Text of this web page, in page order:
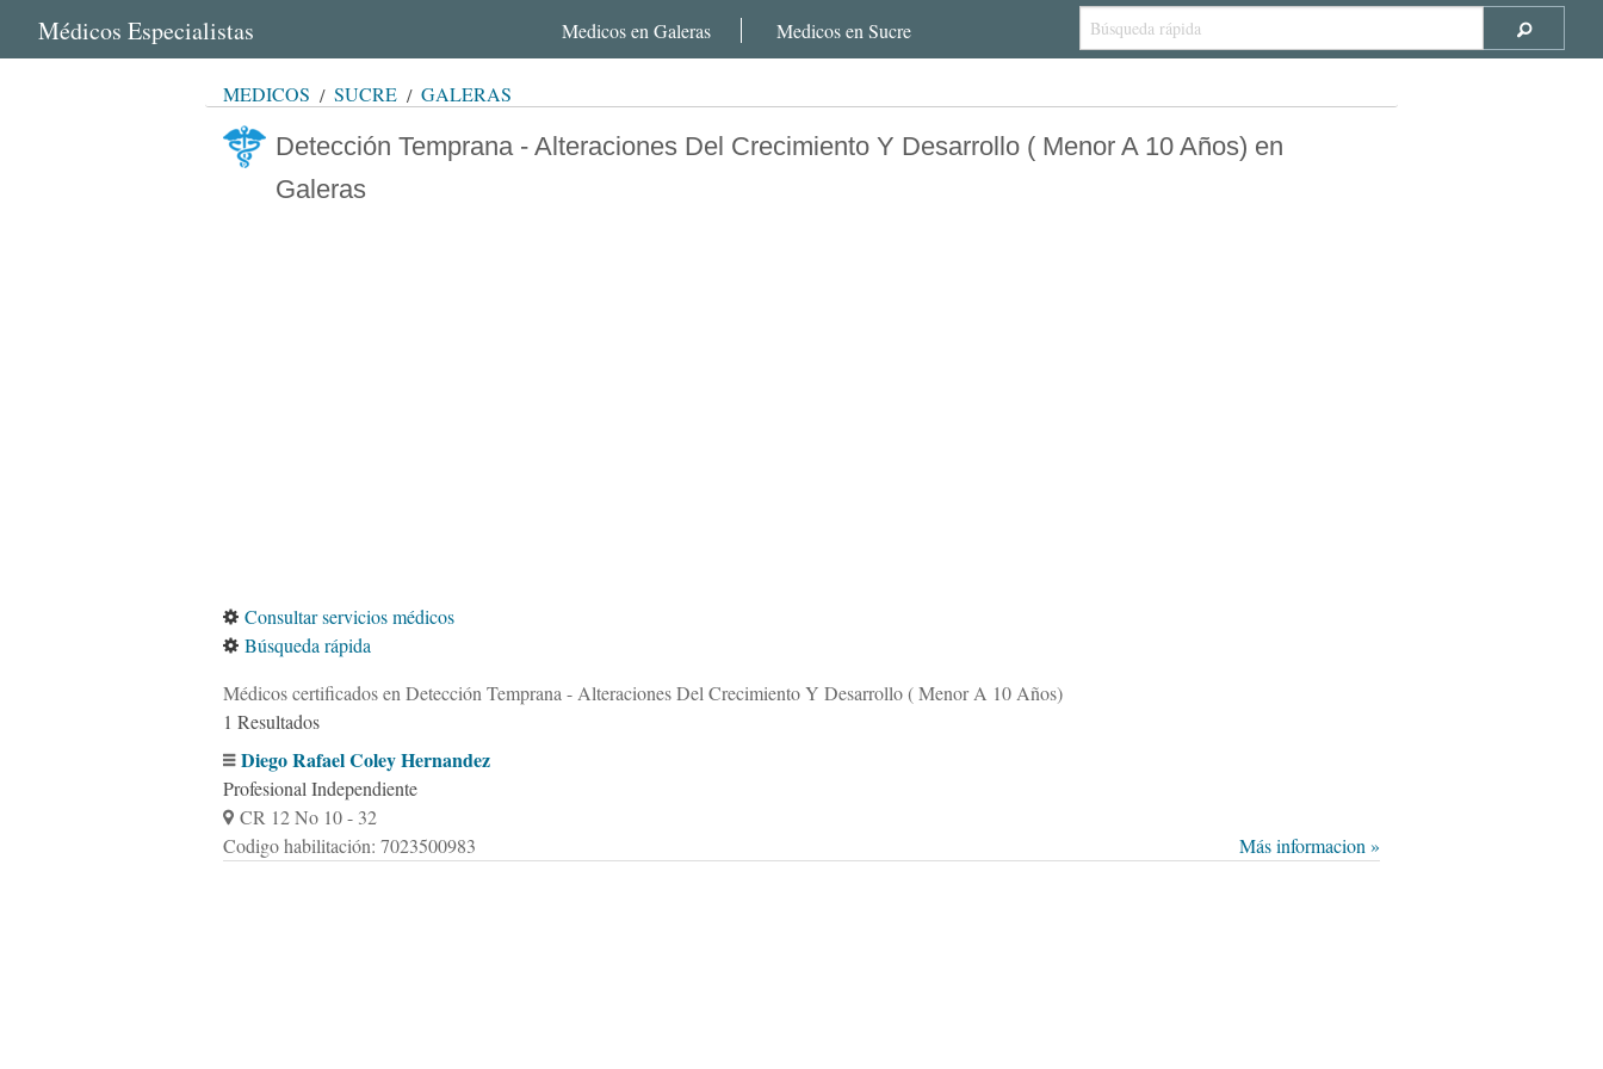
Médicos Especialistas Medicos en Galeras Medicos en Sucre
MÉDICOS SUCRE GALERAS
Detección Temprana - Alteraciones Del Crecimiento Y Desarrollo ( Menor A 10 Años) en
Galeras
Consultar servicios médicos
Búsqueda rápida
Médicos certificados en Detección Temprana - Alteraciones Del Crecimiento Y Desarrollo ( Menor A 10 Años)
1 Resultados
Diego Rafael Coley Hernandez
Profesional Independiente
CR 12 No 10 - 32
Codigo habilitación: 7023500983
Más informacion »